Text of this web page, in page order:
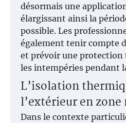
désormais une
élargissant ainsi la
possible. Les
également tenir compte
et prévoir une protection
les intempéries pendant
L’isolation
l’extérieur en
Dans le contexte